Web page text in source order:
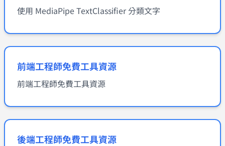
使用 MediaPipe TextClassifier 分類文字
前端工程師免費工具資源
前端工程師免費工具資源
後端工程師免費工具資源